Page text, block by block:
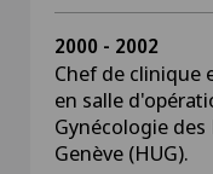
2000 - 2002
Chef de clinique
en salle
Gynécologie
Genève (HUG).